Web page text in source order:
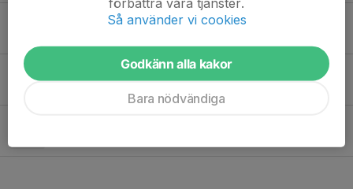
Inomhus på lördag 2 december
Så använder vi cookies
Godkänn alla kakor
Bara nödvändiga